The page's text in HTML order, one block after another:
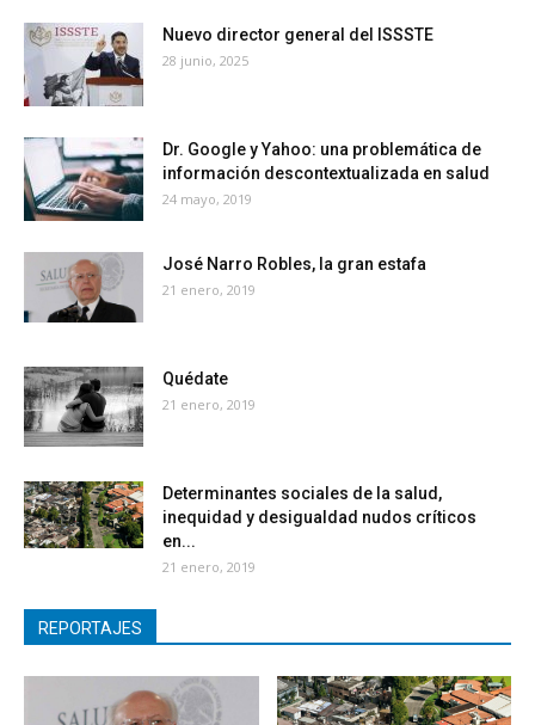
Nuevo director general del ISSSTE
28 junio, 2025
Dr. Google y Yahoo: una problemática de
información descontextualizada en salud
24 mayo, 2019
José Narro Robles, la gran estafa
21 enero, 2019
Quédate
21 enero, 2019
Determinantes sociales de la salud,
inequidad y desigualdad nudos críticos
en...
21 enero, 2019
REPORTAJES